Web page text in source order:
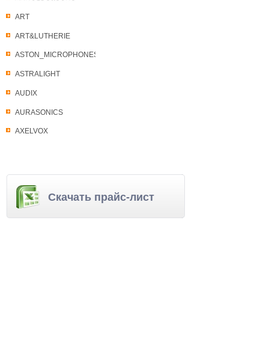
ART
ART&LUTHERIE
ASTON_MICROPHONES
ASTRALIGHT
AUDIX
AURASONICS
AXELVOX
Скачать прайс-лист